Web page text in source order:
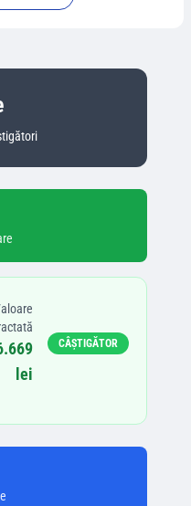
lei
CÂȘTIGĂTOR